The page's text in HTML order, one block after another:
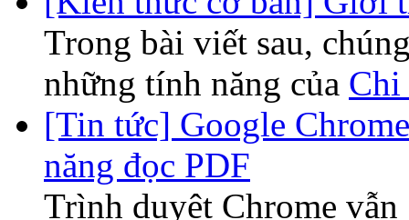
Trong bài viết sau,
những tính năng của Chi
[Tin tức] Google
năng đọc PDF
Trình duyệt Chrome